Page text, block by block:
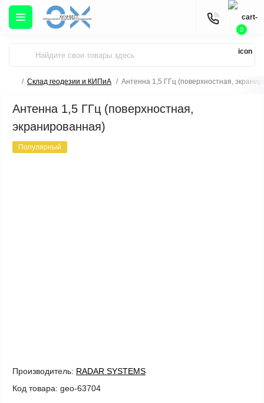
0
Склад геодезии и КИПиА Антенна 1,5 ГГц (поверхностная,
Антенна 1,5 ГГц (поверхностная,
экранированная)
Популярный
Производитель: RADAR SYSTEMS
Код товара: geo-63704